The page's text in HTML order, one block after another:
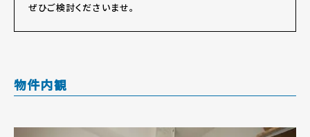
ぜひご検討くださいませ。
物件内観